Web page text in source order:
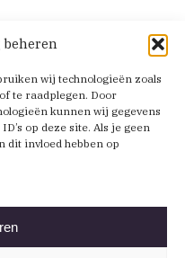
wij technologieën zoals
te raadplegen. Door
kunnen wij gegevens
op deze site. Als je geen
dit invloed hebben op